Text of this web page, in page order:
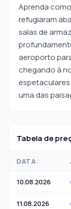
Aprenda
refugiaram
salas de
aeroporto
chegando à
espetaculares
uma das
Tabela de
DATA
10.08.2026
11.08.2026